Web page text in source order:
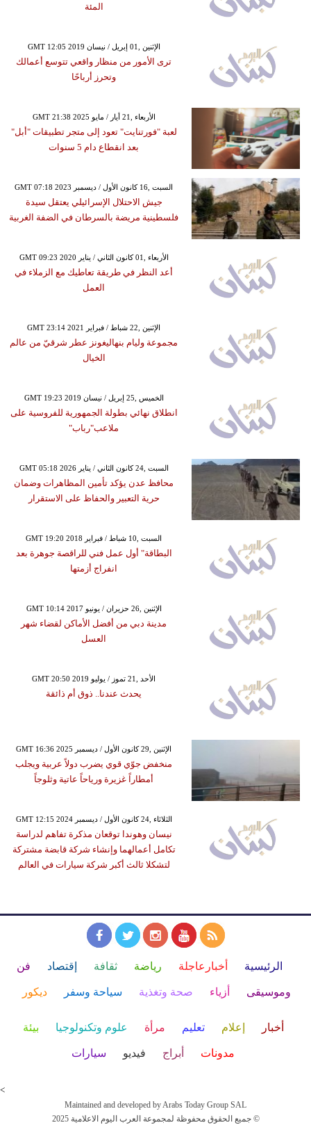
المئة
GMT 12:05 2019 الإثنين ,01 إبريل / نيسان
ترى الأمور من منظار واقعي تتوسع أعمالك
وتحرز أرباحًا
GMT 21:38 2025 الأربعاء ,21 أيار / مايو
لعبة "فورتنايت" تعود إلى متجر تطبيقات "أبل"
بعد انقطاع دام 5 سنوات
GMT 07:18 2023 السبت ,16 كانون الأول / ديسمبر
جيش الاحتلال الإسرائيلي يعتقل سيدة
فلسطينية مريضة بالسرطان في الضفة الغربية
GMT 09:23 2020 الأربعاء ,01 كانون الثاني / يناير
أعد النظر في طريقة تعاطيك مع الزملاء في
العمل
GMT 23:14 2021 الإثنين ,22 شباط / فبراير
مجموعة وليام بنهاليغونز عطر شرقيّ من عالم
الخيال
GMT 19:23 2019 الخميس ,25 إبريل / نيسان
انطلاق نهائي بطولة الجمهورية للفروسية على
ملاعب"رباب"
GMT 05:18 2026 السبت ,24 كانون الثاني / يناير
محافظ عدن يؤكد تأمين المظاهرات وضمان
حرية التعبير والحفاظ على الاستقرار
GMT 19:20 2018 السبت ,10 شباط / فبراير
البطاقة" أول عمل فني للراقصة جوهرة بعد
انفراج أزمتها
GMT 10:14 2017 الإثنين ,26 حزيران / يونيو
مدينة دبي من أفضل الأماكن لقضاء شهر
العسل
GMT 20:50 2019 الأحد ,21 تموز / يوليو
يحدث عندنا.. ذوق أم ذائقة
GMT 16:36 2025 الإثنين ,29 كانون الأول / ديسمبر
منخفض جوّي قوي يضرب دولاً عربية ويجلب
أمطاراً غزيرة ورياحاً عاتية وثلوجاً
GMT 12:15 2024 الثلاثاء ,24 كانون الأول / ديسمبر
نيسان وهوندا توقعان مذكرة تفاهم لدراسة
تكامل أعمالهما وإنشاء شركة قابضة مشتركة
لتشكلا ثالث أكبر شركة سيارات في العالم
الرئيسية أخبارعاجلة رياضة ثقافة إقتصاد فن
وموسيقى أزياء صحة وتغذية سياحة وسفر ديكور
أخبار إعلام تعليم مرأة علوم وتكنولوجيا بيئة
مدونات أبراج فيديو سيارات
<
Maintained and developed by Arabs Today Group SAL
جميع الحقوق محفوظة لمجموعة العرب اليوم الاعلامية 2025 ©